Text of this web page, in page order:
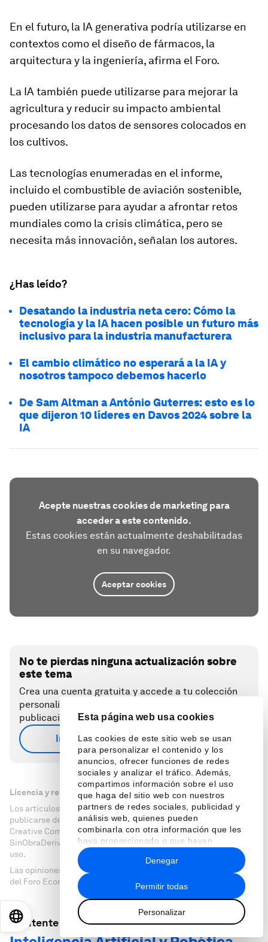
Esta página web usa cookies
Las cookies de este sitio web se usan
para personalizar el contenido y los
anuncios, ofrecer funciones de redes
sociales y analizar el tráfico. Además,
compartimos información sobre el uso
que haga del sitio web con nuestros
partners de redes sociales, publicidad y
análisis web, quienes pueden
combinarla con otra información que les
haya proporcionado o que hayan
recopilado a partir del uso que haya
hecho de sus servicios.
Permitir todas
Personalizar
Denegar
En el futuro, la IA generativa podría utilizarse en
contextos como el diseño de fármacos, la
arquitectura y la ingeniería, afirma el Foro.
La IA también puede utilizarse para mejorar la
agricultura y reducir su impacto ambiental
procesando los datos de sensores colocados en
los cultivos.
Las tecnologías enumeradas en el informe,
incluido el combustible de aviación sostenible,
pueden utilizarse para ayudar a afrontar retos
mundiales como la crisis climática, pero se
necesita más innovación, señalan los autores.
¿Has leído?
Desatando la industria neta cero: Cómo la
tecnología y la IA hacen posible un futuro más
inclusivo para la industria manufacturera
El cambio climático no esperará a la IA y
nosotros tampoco debemos hacerlo
De Sam Altman a António Guterres: esto es lo
que dijeron 10 líderes en Davos 2024 sobre la
IA
Acepte nuestras cookies de marketing para
acceder a este contenido.
Estas cookies están actualmente deshabilitadas
en su navegador.
Aceptar cookies
No te pierdas ninguna actualización sobre
este tema
Crea una cuenta gratuita y accede a tu colección
personalizada de contenidos con nuestras últimas
publicaciones y análisis.
Inscríbete de forma gratuita
Licencia y republicación
Los artículos del Foro Económico Mundial pueden volver a
publicarse de acuerdo con la Licencia Pública Internacional
Creative Commons Reconocimiento-NoComercial-
SinObraDerivada 4.0, y de acuerdo con nuestras condiciones de
uso.
Las opiniones expresadas en este artículo son las del autor y no
del Foro Económico Mundial.
Mantente al día: